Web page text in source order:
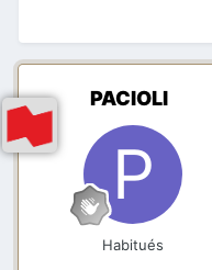
PACIOLI
Habitués